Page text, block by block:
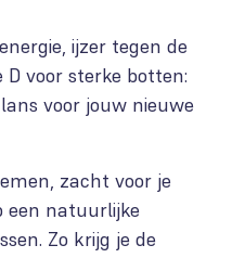
ijzer tegen de
voor sterke botten:
voor jouw nieuwe
zacht voor je
een natuurlijke
Zo krijg je de